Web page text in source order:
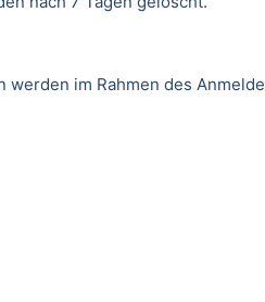
im Rahmen des